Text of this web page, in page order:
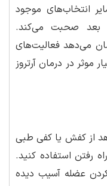
انتخاب‌های موجود
بعد صحبت می‌کند.
می‌دهد فعالیت‌های
موثر در درمان آرتروز
از کفش یا کفی طبی
رفتن استفاده کنید.
کردن عضله آسیب دیده